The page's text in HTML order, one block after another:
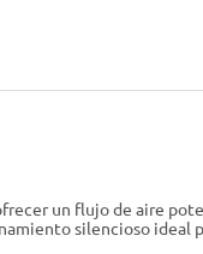
un flujo de aire
silencioso ideal